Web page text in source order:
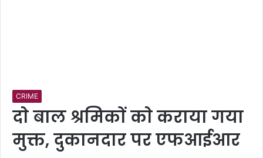
CRIME
दाे बाल श्रमिकाें काे कराया गया
मुक्त, दुकानदार पर एफआईआर